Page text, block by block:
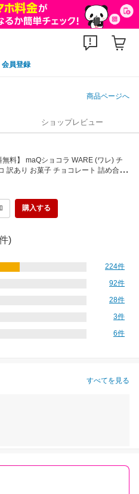
会員登録
商品ページへ
ショップレビュー
料】 maQショコラ WARE (ワレ) チ
訳あり お菓子 チョコレート 詰め合せ
神戸 高級チョコ マキィズ お取り寄
購入する
)
224件
92件
28件
3件
6件
すべてを見る